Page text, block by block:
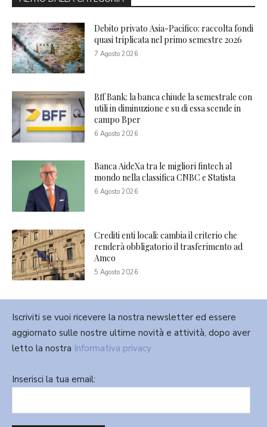
Debito privato Asia-Pacifico: raccolta fondi
quasi triplicata nel primo semestre 2026
7 Agosto 2026
Bff Bank: la banca chiude la semestrale con
utili in diminuzione e su di essa scende in
campo Bper
6 Agosto 2026
Banca AideXa tra le migliori fintech al
mondo nella classifica CNBC e Statista
6 Agosto 2026
Crediti enti locali: cambia il criterio che
renderà obbligatorio il trasferimento ad
Amco
5 Agosto 2026
Iscriviti se vuoi ricevere la nostra newsletter ed essere
aggiornato sulle nostre ultime novità e attività, dopo aver
letto la nostra Informativa privacy
Inserisci la tua email: